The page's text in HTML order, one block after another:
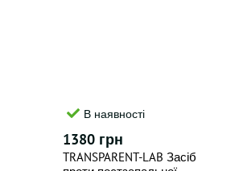
В наявності
1380 грн
TRANSPARENT-LAB Засіб